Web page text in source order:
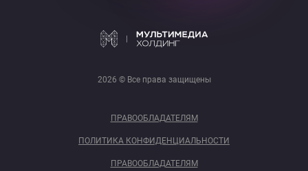
2026 © Все права защищены
ПРАВООБЛАДАТЕЛЯМ
ПОЛИТИКА КОНФИДЕНЦИАЛЬНОСТИ
ПРАВООБЛАДАТЕЛЯМ